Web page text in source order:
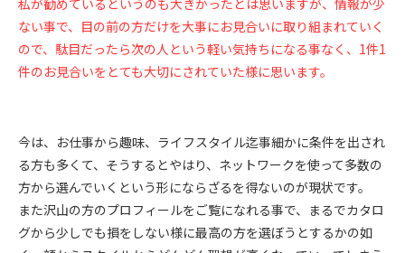
私が勧めているというのも大きかったとは思いますが、情報が少
ない事で、目の前の方だけを大事にお見合いに取り組まれていく
ので、駄目だったら次の人という軽い気持ちになる事なく、 1件1
件のお見合いをとても大切にされていた様に思います。
今は、お仕事から趣味、ライフスタイル迄事細かに条件を出され
る方も多くて、そうするとやはり、ネットワークを使って多数の
方から選んでいくという形にならざるを得ないのが現状です。
また沢山の方のプロフィールをご覧になれる事で、まるでカタロ
グから少しでも損をしない様に最高の方を選ぼうとするかの如